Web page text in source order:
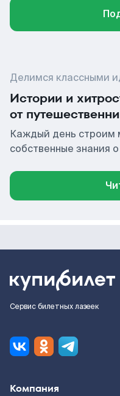
Делимся классными
Истории и
от
Каждый день строим
собственные знания
Сервис билетных лазеек
Компания